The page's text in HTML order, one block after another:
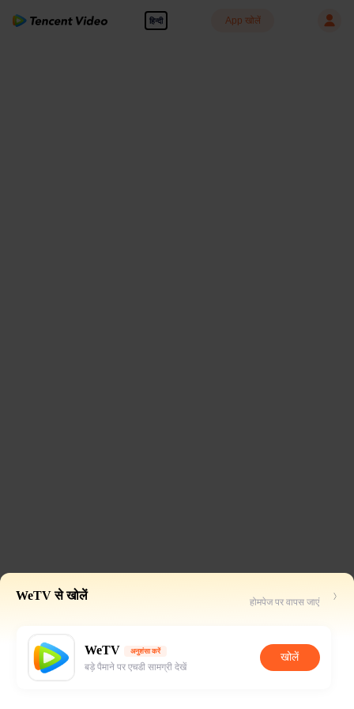
हिन्दी App खोलें
WeTV से खोलें होमपेज पर वापस जाएं
WeTV अनुशंसा करें
बड़े पैमाने पर एचडी सामग्री देखें
खोलें